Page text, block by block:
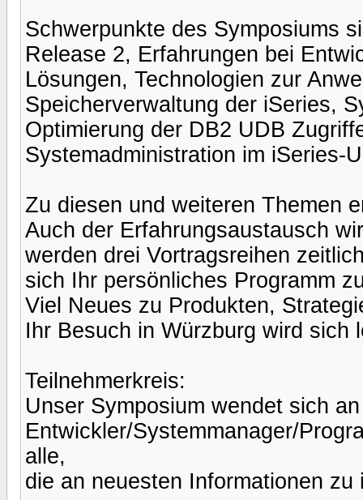
Schwerpunkte des Symposiums
Release 2, Erfahrungen bei
Lösungen, Technologien zur
Speicherverwaltung der iSeries,
Optimierung der DB2 UDB
Systemadministration im iSeries-
Zu diesen und weiteren Themen
Auch der Erfahrungsaustausch
werden drei Vortragsreihen
sich Ihr persönliches Programm
Viel Neues zu Produkten,
Ihr Besuch in Würzburg wird sich
Teilnehmerkreis:
Unser Symposium wendet sich
Entwickler/Systemmanager/
alle,
die an neuesten Informationen